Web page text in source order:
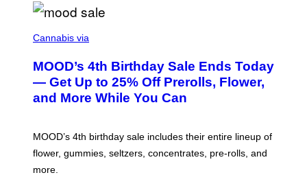
O
T
Y
O
O
D
Cannabis via
MOOD’s 4th Birthday Sale Ends Today
— Get Up to 25% Off Prerolls, Flower,
and More While You Can
MOOD’s 4th birthday sale includes their entire lineup of
flower, gummies, seltzers, concentrates, pre-rolls, and
more.